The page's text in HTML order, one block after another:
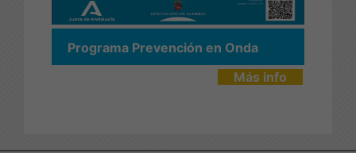
Programa Prevención en Onda
Más info